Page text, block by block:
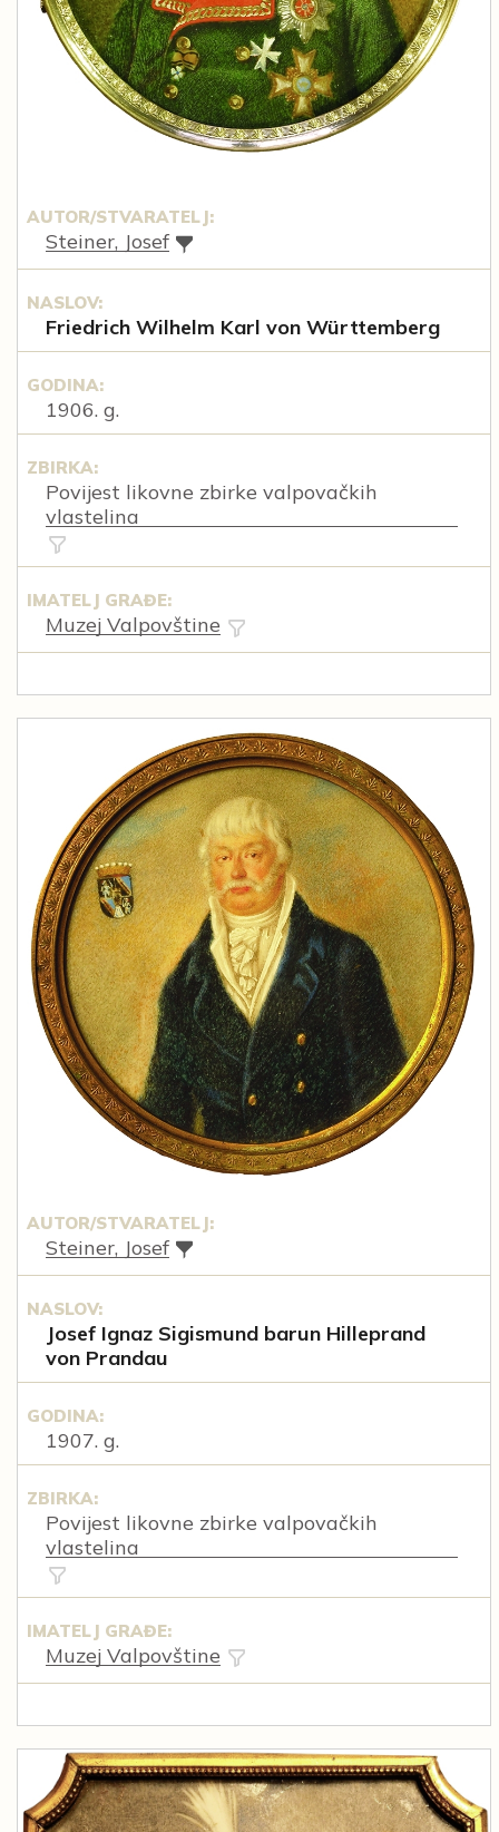
AUTOR/STVARATELJ:
Steiner, Josef
NASLOV:
Friedrich Wilhelm Karl von Württemberg
GODINA:
1906. g.
ZBIRKA:
Povijest likovne zbirke valpovačkih
vlastelina
IMATELJ GRAĐE:
Muzej Valpovštine
AUTOR/STVARATELJ:
Steiner, Josef
NASLOV:
Josef Ignaz Sigismund barun Hilleprand
von Prandau
GODINA:
1907. g.
ZBIRKA:
Povijest likovne zbirke valpovačkih
vlastelina
IMATELJ GRAĐE:
Muzej Valpovštine